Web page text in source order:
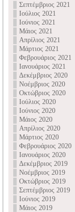
Σεπτέμβριος 2021
Ιούλιος 2021
Ιούνιος 2021
Μάιος 2021
Απρίλιος 2021
Μάρτιος 2021
Φεβρουάριος 2021
Ιανουάριος 2021
Δεκέμβριος 2020
Νοέμβριος 2020
Οκτώβριος 2020
Ιούλιος 2020
Ιούνιος 2020
Μάιος 2020
Απρίλιος 2020
Μάρτιος 2020
Φεβρουάριος 2020
Ιανουάριος 2020
Δεκέμβριος 2019
Νοέμβριος 2019
Οκτώβριος 2019
Σεπτέμβριος 2019
Ιούνιος 2019
Μάιος 2019